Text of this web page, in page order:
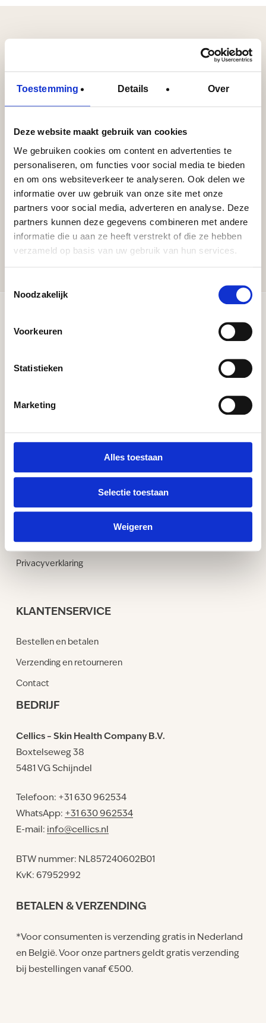
Toestemming Details Over
Deze website maakt gebruik van cookies
We gebruiken cookies om content en advertenties te
personaliseren, om functies voor social media te bieden
en om ons websiteverkeer te analyseren. Ook delen we
informatie over uw gebruik van onze site met onze
partners voor social media, adverteren en analyse. Deze
partners kunnen deze gegevens combineren met andere
informatie die u aan ze heeft verstrekt of die ze hebben
verzameld op basis van uw gebruik van hun services.
Noodzakelijk
Voorkeuren
Statistieken
Marketing
Alles toestaan
Selectie toestaan
Weigeren
Nieuwsbrief
NAAM(VEREIST)
Voornaam
E-
MAILADRES (VEREIST)
Vind skin expert
Algemene voorwaarden
Privacyverklaring
KLANTENSERVICE
Bestellen en betalen
Verzending en retourneren
Contact
BEDRIJF
Cellics – Skin Health Company B.V.
Boxtelseweg 38
5481 VG Schijndel
Telefoon: +31 630 962534
WhatsApp: +31 630 962534
E-mail: info@cellics.nl
BTW nummer: NL857240602B01
KvK: 67952992
BETALEN & VERZENDING
*Voor consumenten is verzending gratis in Nederland
en België. Voor onze partners geldt gratis verzending
bij bestellingen vanaf €500.